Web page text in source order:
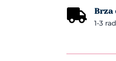
may
on
 Brza
1-3